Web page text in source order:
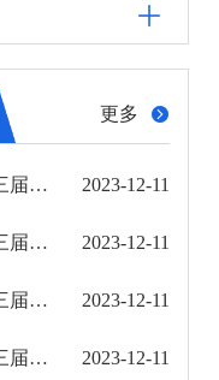
红河州人民政府对红河州十三届人大三次会议第259号重点建议的答复 2023-12-11
红河州人民政府对红河州十三届人大三次会议第260号重点建议的答复 2023-12-11
红河州人民政府对红河州十三届人大三次会议第255号重点建议的答复 2023-12-11
红河州人民政府对红河州十三届人大三次会议第140号重点建议的答复 2023-12-11
更多